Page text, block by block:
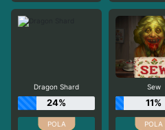
Dragon Shard
24%
Sew
11%